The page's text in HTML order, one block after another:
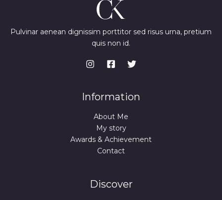
Pulvinar aenean dignissim porttitor sed risus urna, pretium
quis non id.
Information
About Me
My story
Awards & Achievement
Contact
Discover